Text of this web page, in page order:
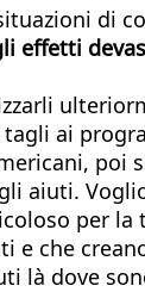
di
effetti
ai
aiuti.
per
e che
là dove